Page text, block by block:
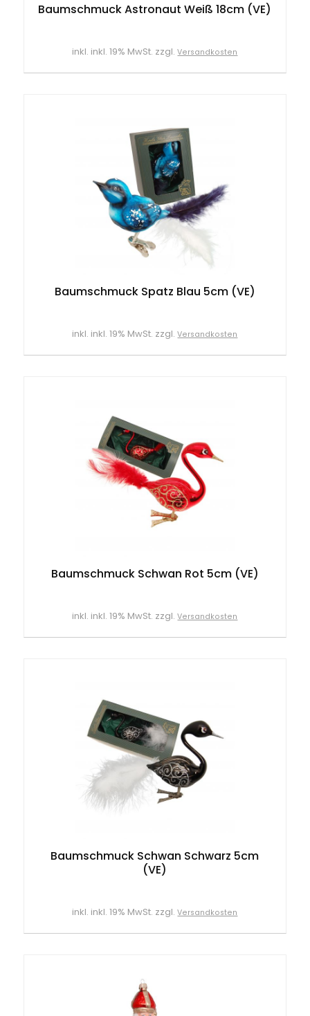
Baumschmuck Astronaut Weiß 18cm (VE)
inkl. inkl. 19% MwSt. zzgl.Versandkosten
Baumschmuck Spatz Blau 5cm (VE)
inkl. inkl. 19% MwSt. zzgl.Versandkosten
Baumschmuck Schwan Rot 5cm (VE)
inkl. inkl. 19% MwSt. zzgl.Versandkosten
Baumschmuck Schwan Schwarz 5cm
(VE)
inkl. inkl. 19% MwSt. zzgl.Versandkosten